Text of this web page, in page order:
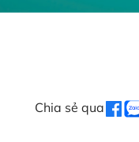
Chia sẻ qua